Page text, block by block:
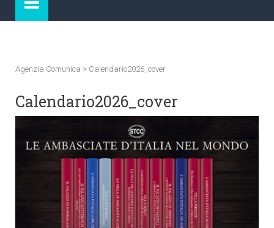
Agenzia Comunica > Calendario2026_cover
Calendario2026_cover